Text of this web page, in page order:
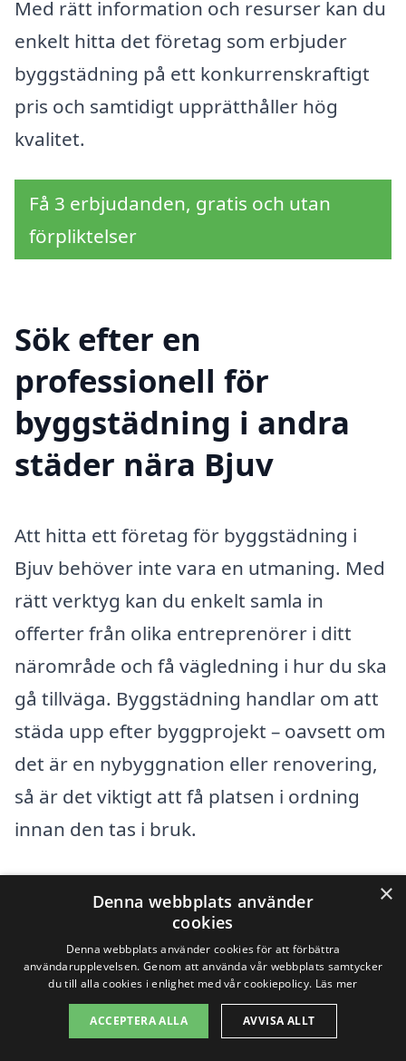
Med rätt information och resurser kan du
enkelt hitta det företag som erbjuder
byggstädning på ett konkurrenskraftigt
pris och samtidigt upprätthåller hög
kvalitet.
Få 3 erbjudanden, gratis och utan
förpliktelser
Sök efter en
professionell för
byggstädning i andra
städer nära Bjuv
Att hitta ett företag för byggstädning i
Bjuv behöver inte vara en utmaning. Med
rätt verktyg kan du enkelt samla in
offerter från olika entreprenörer i ditt
närområde och få vägledning i hur du ska
gå tillväga. Byggstädning handlar om att
städa upp efter byggprojekt – oavsett om
det är en nybyggnation eller renovering,
så är det viktigt att få platsen i ordning
innan den tas i bruk.
Bjuv kan det vara bra att även överväga
tjänster i de omkringliggande städerna.
Här är några alternativ som kan ge dig
fler möjligheter:
×
Denna webbplats använder
cookies
Denna webbplats använder cookies för att förbättra
användarupplevelsen. Genom att använda vår webbplats samtycker
du till alla cookies i enlighet med vår cookiepolicy. Läs mer
ACCEPTERA ALLA AVVISA ALLT